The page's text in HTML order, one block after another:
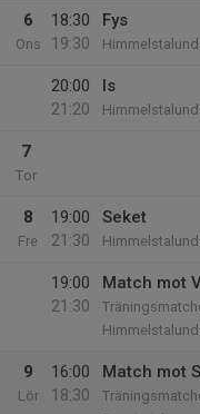
6
Ons
18:30
19:30
Fys
20:00
21:20
Is
7
Tor
8
Fre
19:00
21:30
Seket
19:00
21:30
Match mot
9
Lör
16:00
18:30
Match mot